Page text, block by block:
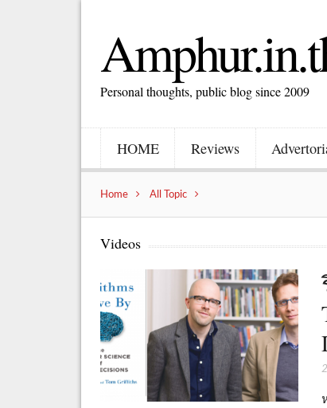
Personal thoughts, public blog since 2009
HOME Reviews
Home All Topic
Videos